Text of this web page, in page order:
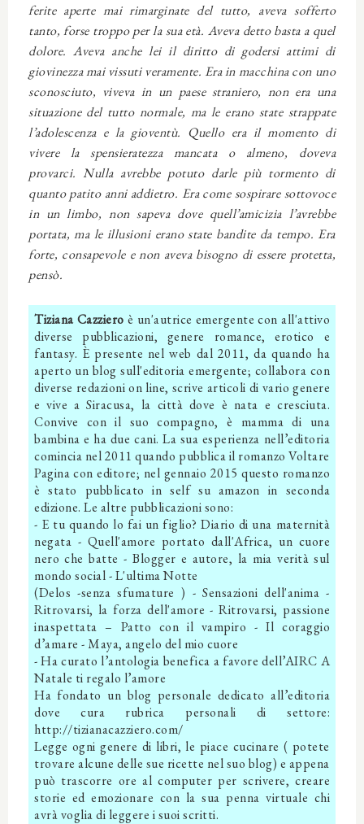
ferite aperte mai rimarginate del tutto, aveva sofferto
tanto, forse troppo per la sua età. Aveva detto basta a quel
dolore. Aveva anche lei il diritto di godersi attimi di
giovinezza mai vissuti veramente. Era in macchina con uno
sconosciuto, viveva in un paese straniero, non era una
situazione del tutto normale, ma le erano state strappate
l’adolescenza e la gioventù. Quello era il momento di
vivere la spensieratezza mancata o almeno, doveva
provarci. Nulla avrebbe potuto darle più tormento di
quanto patito anni addietro. Era come sospirare sottovoce
in un limbo, non sapeva dove quell’amicizia l’avrebbe
portata, ma le illusioni erano state bandite da tempo. Era
forte, consapevole e non aveva bisogno di essere protetta,
pensò.
Tiziana Cazziero è un'autrice emergente con all'attivo
diverse pubblicazioni, genere romance, erotico e
fantasy. È presente nel web dal 2011, da quando ha
aperto un blog sull'editoria emergente; collabora con
diverse redazioni on line, scrive articoli di vario genere
e vive a Siracusa, la città dove è nata e cresciuta.
Convive con il suo compagno, è mamma di una
bambina e ha due cani. La sua esperienza nell’editoria
comincia nel 2011 quando pubblica il romanzo Voltare
Pagina con editore; nel gennaio 2015 questo romanzo
è stato pubblicato in self su amazon in seconda
edizione. Le altre pubblicazioni sono:
- E tu quando lo fai un figlio? Diario di una maternità
negata - Quell'amore portato dall'Africa, un cuore
nero che batte - Blogger e autore, la mia verità sul
mondo social - L'ultima Notte
(Delos -senza sfumature ) - Sensazioni dell'anima -
Ritrovarsi, la forza dell'amore - Ritrovarsi, passione
inaspettata – Patto con il vampiro - Il coraggio
d’amare - Maya, angelo del mio cuore
- Ha curato l’antologia benefica a favore dell’AIRC A
Natale ti regalo l’amore
Ha fondato un blog personale dedicato all’editoria
dove cura rubrica personali di settore:
http://tizianacazziero.com/
Legge ogni genere di libri, le piace cucinare ( potete
trovare alcune delle sue ricette nel suo blog) e appena
può trascorre ore al computer per scrivere, creare
storie ed emozionare con la sua penna virtuale chi
avrà voglia di leggere i suoi scritti.